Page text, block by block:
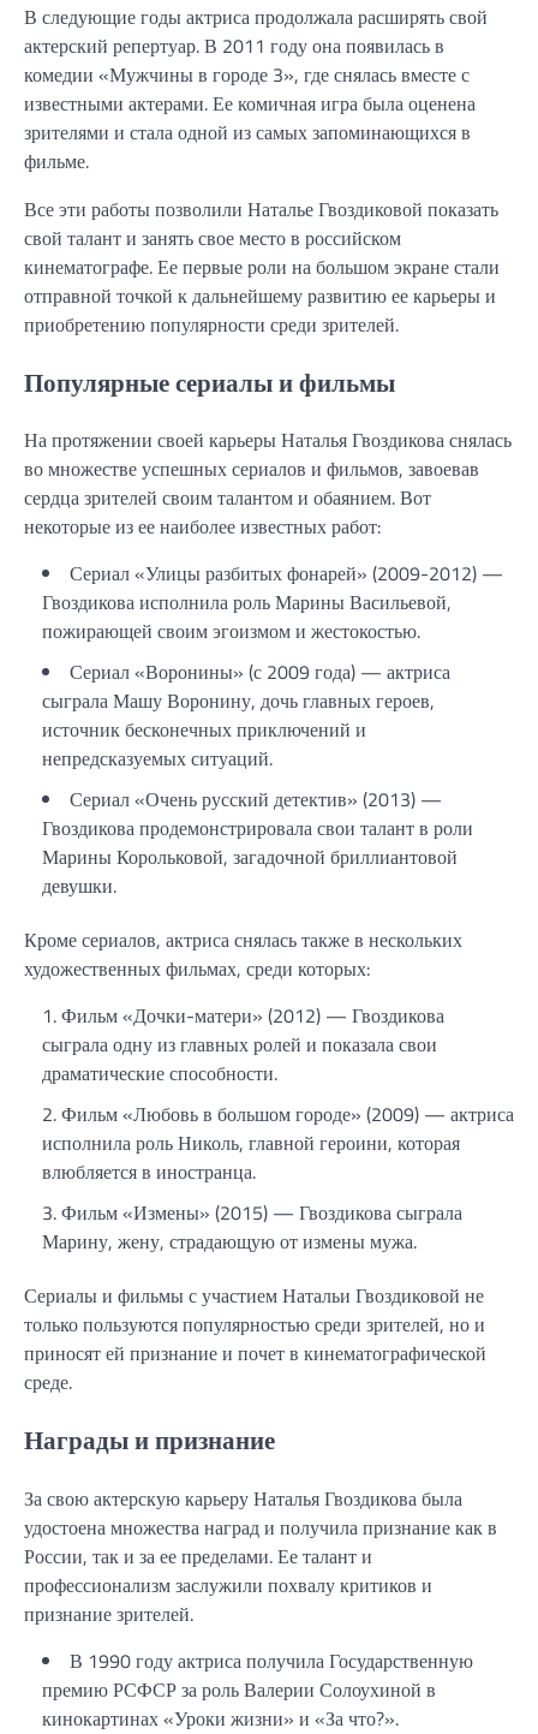
В следующие годы актриса продолжала расширять свой
актерский репертуар. В 2011 году она появилась в
комедии «Мужчины в городе 3», где снялась вместе с
известными актерами. Ее комичная игра была оценена
зрителями и стала одной из самых запоминающихся в
фильме.
Все эти работы позволили Наталье Гвоздиковой показать
свой талант и занять свое место в российском
кинематографе. Ее первые роли на большом экране стали
отправной точкой к дальнейшему развитию ее карьеры и
приобретению популярности среди зрителей.
Популярные сериалы и фильмы
На протяжении своей карьеры Наталья Гвоздикова снялась
во множестве успешных сериалов и фильмов, завоевав
сердца зрителей своим талантом и обаянием. Вот
некоторые из ее наиболее известных работ:
Сериал «Улицы разбитых фонарей» (2009-2012) —
Гвоздикова исполнила роль Марины Васильевой,
пожирающей своим эгоизмом и жестокостью.
Сериал «Воронины» (с 2009 года) — актриса
сыграла Машу Воронину, дочь главных героев,
источник бесконечных приключений и
непредсказуемых ситуаций.
Сериал «Очень русский детектив» (2013) —
Гвоздикова продемонстрировала свои талант в роли
Марины Корольковой, загадочной бриллиантовой
девушки.
Кроме сериалов, актриса снялась также в нескольких
художественных фильмах, среди которых:
Фильм «Дочки-матери» (2012) — Гвоздикова
сыграла одну из главных ролей и показала свои
драматические способности.
Фильм «Любовь в большом городе» (2009) — актриса
исполнила роль Николь, главной героини, которая
влюбляется в иностранца.
Фильм «Измены» (2015) — Гвоздикова сыграла
Марину, жену, страдающую от измены мужа.
Сериалы и фильмы с участием Натальи Гвоздиковой не
только пользуются популярностью среди зрителей, но и
приносят ей признание и почет в кинематографической
среде.
Награды и признание
За свою актерскую карьеру Наталья Гвоздикова была
удостоена множества наград и получила признание как в
России, так и за ее пределами. Ее талант и
профессионализм заслужили похвалу критиков и
признание зрителей.
В 1990 году актриса получила Государственную
премию РСФСР за роль Валерии Солоухиной в
кинокартинах «Уроки жизни» и «За что?».